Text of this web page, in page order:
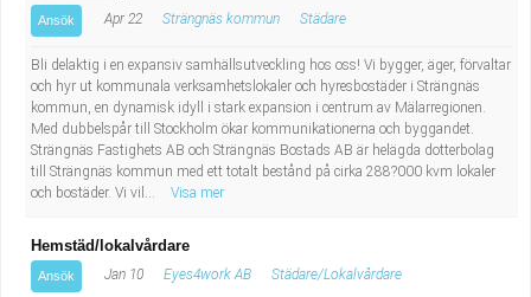
Ansök Apr 22 Strängnäs kommun Städare
Bli delaktig i en expansiv samhällsutveckling hos oss! Vi bygger, äger, förvaltar
och hyr ut kommunala verksamhetslokaler och hyresbostäder i Strängnäs
kommun, en dynamisk idyll i stark expansion i centrum av Mälarregionen.
Med dubbelspår till Stockholm ökar kommunikationerna och byggandet.
Strängnäs Fastighets AB och Strängnäs Bostads AB är helägda dotterbolag
till Strängnäs kommun med ett totalt bestånd på cirka 288?000 kvm lokaler
och bostäder. Vi vil...
Visa mer
Hemstäd/lokalvårdare
Ansök Jan 10 Eyes4work AB Städare/Lokalvårdare